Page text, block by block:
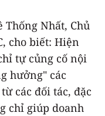
Thống Nhất, Chủ
cho biết: Hiện
tự củng cố nội
hưởng" các
các đối tác, đặc
chỉ giúp doanh